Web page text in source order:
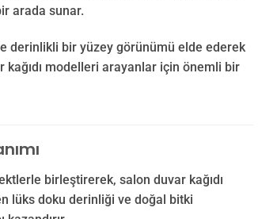
arada sunar.
derinlikli bir yüzey görünümü elde ederek
modelleri arayanlar için önemli bir
birleştirerek, salon duvar kağıdı
lüks doku derinliği ve doğal bitki